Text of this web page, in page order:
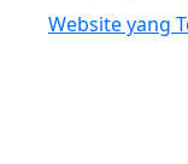
Website yang